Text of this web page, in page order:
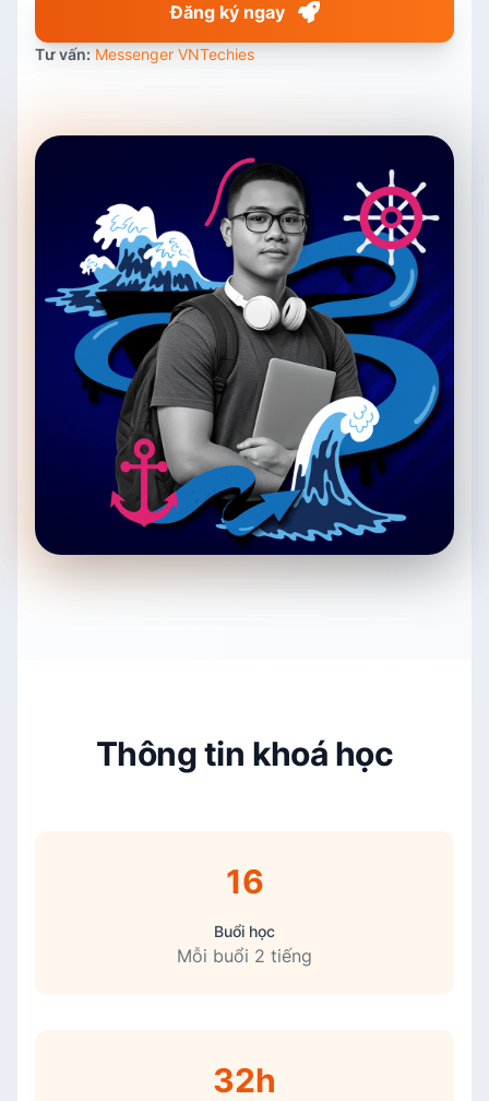
Đăng ký ngay
Tư vấn: Messenger VNTechies
Thông tin khoá học
16
Buổi học
Mỗi buổi 2 tiếng
32h